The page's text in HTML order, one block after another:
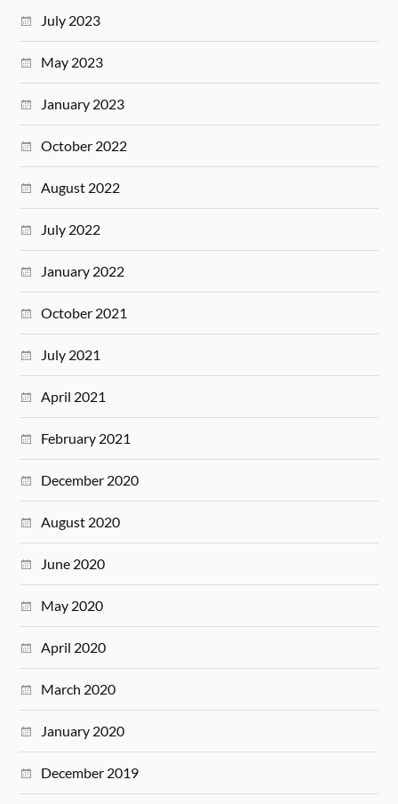
July 2023
May 2023
January 2023
October 2022
August 2022
July 2022
January 2022
October 2021
July 2021
April 2021
February 2021
December 2020
August 2020
June 2020
May 2020
April 2020
March 2020
January 2020
December 2019